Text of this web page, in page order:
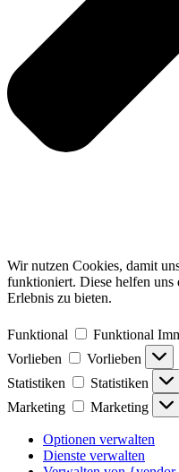
Wir nutzen Cookies, damit
funktioniert. Diese helfen uns
Erlebnis zu bieten.
Funktional Funktional
Vorlieben
Vorlieben
Statistiken
Statistiken
Marketing
Marketing
Optionen verwalten
Dienste verwalten